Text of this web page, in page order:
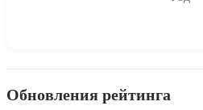
Обновления рейтинга